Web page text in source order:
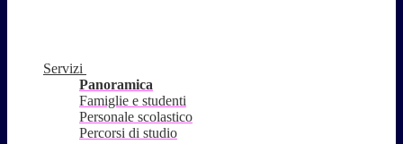
Servizi
Panoramica
Famiglie e studenti
Personale scolastico
Percorsi di studio